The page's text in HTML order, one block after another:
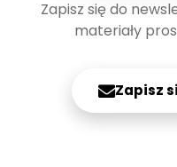
Zapisz się do
materiały
Zapisz